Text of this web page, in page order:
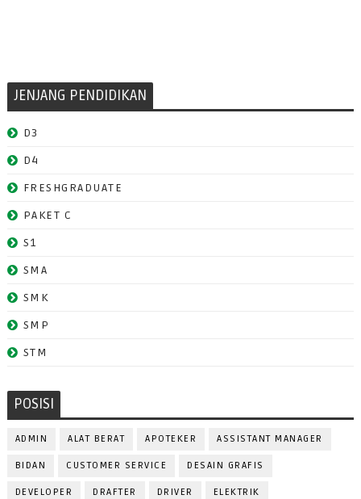
JENJANG PENDIDIKAN
D3
D4
FRESHGRADUATE
PAKET C
S1
SMA
SMK
SMP
STM
POSISI
ADMIN ALAT BERAT APOTEKER ASSISTANT MANAGER
BIDAN CUSTOMER SERVICE DESAIN GRAFIS
DEVELOPER DRAFTER DRIVER ELEKTRIK